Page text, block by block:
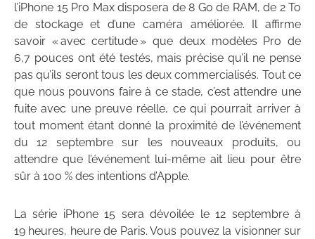
l’iPhone 15 Pro Max disposera de 8 Go de RAM, de 2 To
de stockage et d’une caméra améliorée. Il affirme
savoir « avec certitude » que deux modèles Pro de
6,7 pouces ont été testés, mais précise qu’il ne pense
pas qu’ils seront tous les deux commercialisés. Tout ce
que nous pouvons faire à ce stade, c’est attendre une
fuite avec une preuve réelle, ce qui pourrait arriver à
tout moment étant donné la proximité de l’événement
du 12 septembre sur les nouveaux produits, ou
attendre que l’événement lui-même ait lieu pour être
sûr à 100 % des intentions d’Apple.
La série iPhone 15 sera dévoilée le 12 septembre à
19 heures, heure de Paris. Vous pouvez la visionner sur